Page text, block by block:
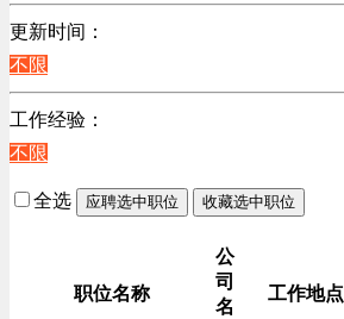
销售管理类
计算机软件类
贸易/物流/仓储/采购类
客服及凯发娱乐网址的技术支持类
电子/电器/半导体类
电力电气/能源/自动化
咨询/顾问/法律类
行政/后勤/文秘类
更新时间：
不限
工作经验：
不限
全选 应聘选中职位 收藏选中职位
职位名称
公
司
名
工作地点